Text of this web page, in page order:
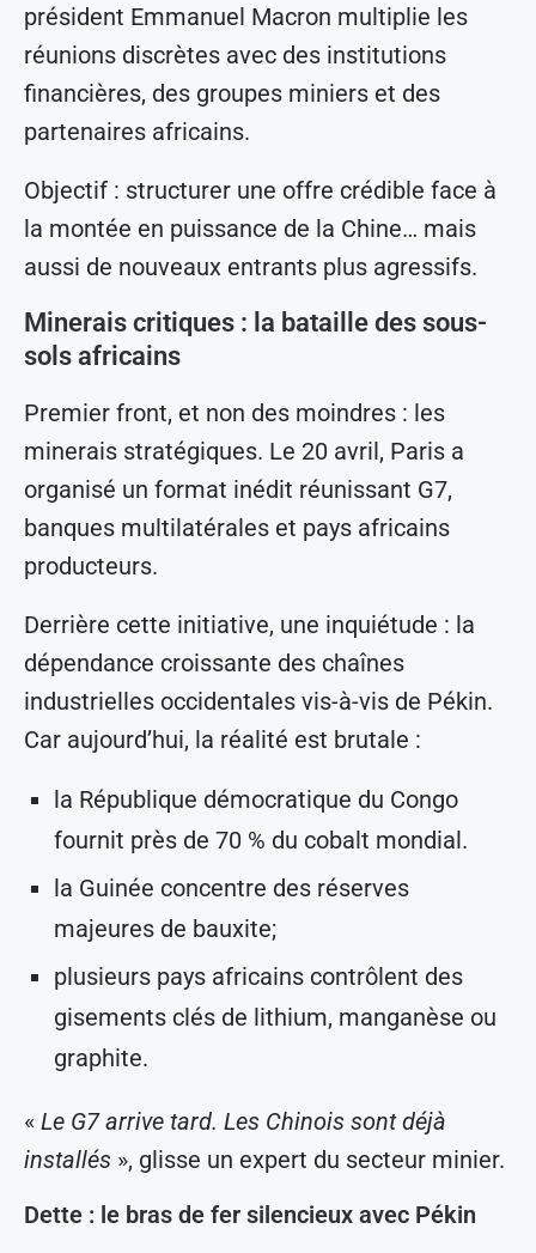
président Emmanuel Macron multiplie les
réunions discrètes avec des institutions
financières, des groupes miniers et des
partenaires africains.
Objectif : structurer une offre crédible face à
la montée en puissance de la Chine… mais
aussi de nouveaux entrants plus agressifs.
Minerais critiques : la bataille des sous-
sols africains
Premier front, et non des moindres : les
minerais stratégiques. Le 20 avril, Paris a
organisé un format inédit réunissant G7,
banques multilatérales et pays africains
producteurs.
Derrière cette initiative, une inquiétude : la
dépendance croissante des chaînes
industrielles occidentales vis-à-vis de Pékin.
Car aujourd’hui, la réalité est brutale :
la République démocratique du Congo
fournit près de 70 % du cobalt mondial.
la Guinée concentre des réserves
majeures de bauxite;
plusieurs pays africains contrôlent des
gisements clés de lithium, manganèse ou
graphite.
« Le G7 arrive tard. Les Chinois sont déjà
installés », glisse un expert du secteur minier.
Dette : le bras de fer silencieux avec Pékin